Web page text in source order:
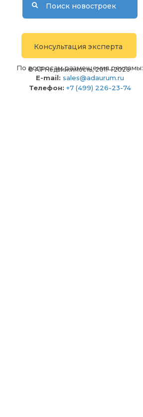
Поиск новостроек
По вопросам размещения рекламы:
E-mail: sales@adaurum.ru
Телефон: +7 (499) 226-23-74
Консультация эксперта
© АР Недвижимость, 2011—2026